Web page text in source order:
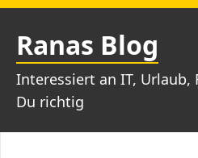
Zum
Inhalt
springen
Ranas Blog
Interessiert an IT, Urlaub,
Du richtig